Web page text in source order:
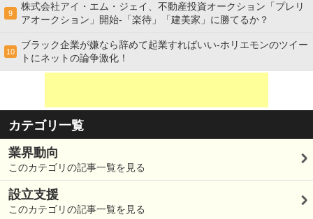
9
株式会社アイ・エム・ジェイ、不動産投資オークション「プレリ
アオークション」開始-「楽待」「建美家」に勝てるか？
10
ブラック企業が嫌なら辞めて起業すればいい-ホリエモンのツイー
トにネットの論争激化！
カテゴリ一覧
業界動向
このカテゴリの記事一覧を見る
設立支援
このカテゴリの記事一覧を見る